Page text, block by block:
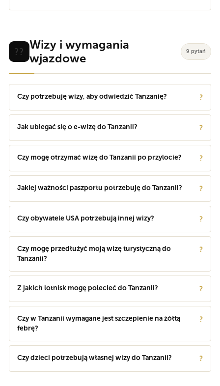
?? Wizy i wymagania
wjazdowe
9 pytań
Czy potrzebuję wizy, aby odwiedzić Tanzanię? ?
Jak ubiegać się o e-wizę do Tanzanii? ?
Czy mogę otrzymać wizę do Tanzanii po przylocie? ?
Jakiej ważności paszportu potrzebuję do Tanzanii? ?
Czy obywatele USA potrzebują innej wizy? ?
Czy mogę przedłużyć moją wizę turystyczną do
Tanzanii?
?
Z jakich lotnisk mogę polecieć do Tanzanii? ?
Czy w Tanzanii wymagane jest szczepienie na żółtą
febrę?
?
Czy dzieci potrzebują własnej wizy do Tanzanii? ?